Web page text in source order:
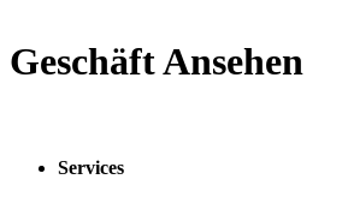
Geschäft Ansehen
Services